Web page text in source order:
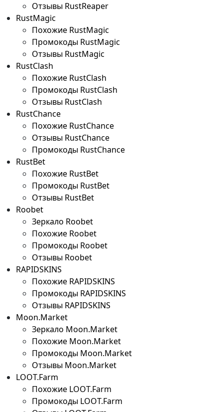
Отзывы RustReaper
RustMagic
Похожие RustMagic
Промокоды RustMagic
Отзывы RustMagic
RustClash
Похожие RustClash
Промокоды RustClash
Отзывы RustClash
RustChance
Похожие RustChance
Отзывы RustChance
Промокоды RustChance
RustBet
Похожие RustBet
Промокоды RustBet
Отзывы RustBet
Roobet
Зеркало Roobet
Похожие Roobet
Промокоды Roobet
Отзывы Roobet
RAPIDSKINS
Похожие RAPIDSKINS
Промокоды RAPIDSKINS
Отзывы RAPIDSKINS
Moon.Market
Зеркало Moon.Market
Похожие Moon.Market
Промокоды Moon.Market
Отзывы Moon.Market
LOOT.Farm
Похожие LOOT.Farm
Промокоды LOOT.Farm